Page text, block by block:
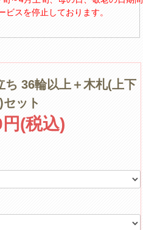
ビスを停止しております。
ち 36輪以上＋木札(上下
ット
(税込)